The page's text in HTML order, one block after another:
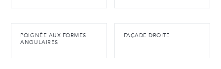
POIGNÉE AUX FORMES
ANGULAIRES
FAÇADE DROITE